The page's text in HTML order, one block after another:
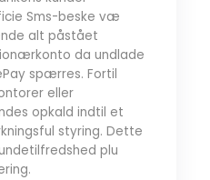
Sms-beske væ
alt påstået
da undlade
spærres. Fortil
eller
opkald indtil et
styring. Dette
plu